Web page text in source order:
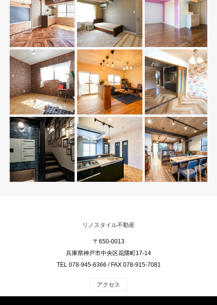
リノスタイル不動産
〒650-0013
兵庫県神戸市中央区花隈町17-14
TEL 078-945-6366 / FAX 078-915-7081
アクセス